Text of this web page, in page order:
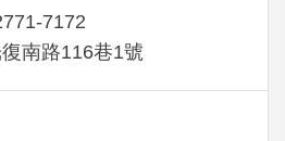
7172
南路116巷1號